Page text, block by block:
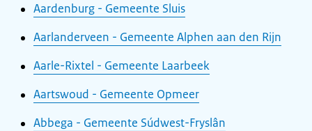
Aardenburg - Gemeente Sluis
Aarlanderveen - Gemeente Alphen aan den Rijn
Aarle-Rixtel - Gemeente Laarbeek
Aartswoud - Gemeente Opmeer
Abbega - Gemeente Súdwest-Fryslân